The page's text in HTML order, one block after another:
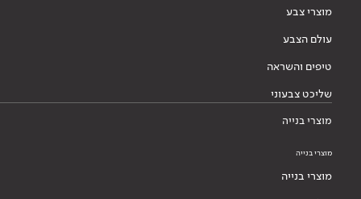
מוצרי צבע
עולם הצבע
טיפים והשראה
שליכט צבעוני
מוצרי בנייה
מוצרי בנייה
מוצרי בנייה